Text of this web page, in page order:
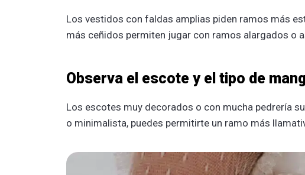
Los vestidos con faldas amplias piden ramos más
más ceñidos permiten jugar con ramos alargados o
Observa el escote y el tipo de
Los escotes muy decorados o con mucha pedrería
o minimalista, puedes permitirte un ramo más